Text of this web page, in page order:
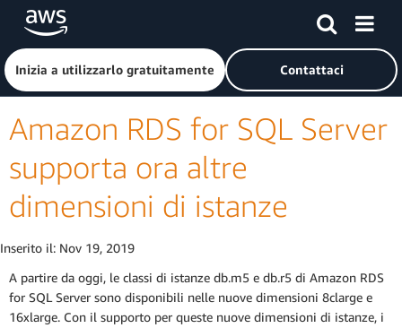
Passa al contenuto principale
Fai clic qui per tornare alla home page di Amazon Web
Inizia a utilizzarlo gratuitamente Contattaci
Amazon RDS for SQL Server
supporta ora altre
dimensioni di istanze
Inserito il: Nov 19, 2019
A partire da oggi, le classi di istanze db.m5 e db.r5 di Amazon RDS
for SQL Server sono disponibili nelle nuove dimensioni 8clarge e
16xlarge. Con il supporto per queste nuove dimensioni di istanze, i